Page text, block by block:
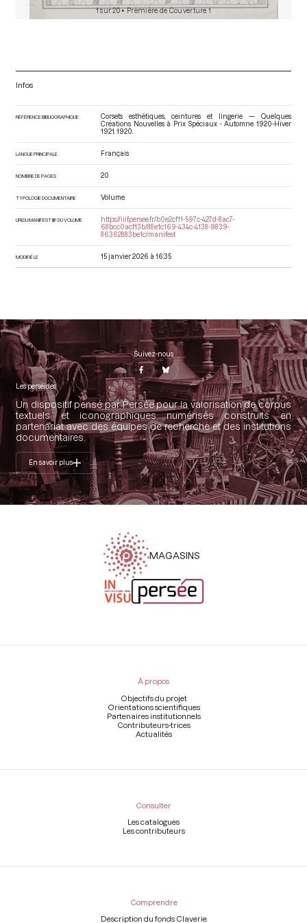
1 sur 20• Première de Couverture 1
Infos
RÉFÉRENCE BIBLIOGRAPHIQUE
Corsets esthétiques, ceintures et lingerie — Quelques
Créations Nouvelles à Prix Spéciaux - Automne 1920-Hiver
1921 . 1920.
LANGUE PRINCIPALE Français
NOMBRE DE PAGES 20
TYPOLOGIE DOCUMENTAIRE Volume
URI DU MANIFEST IIIF DU VOLUME
https://iiif.persee.fr/b0e2cf11-597c-427d-8ac7-
68bcc0acf13b/88e1c169-434c-4138-9839-
86362883be1c/manifest
MODIFIÉ LE 15 janvier 2026 à 16:35
Suivez-nous
Les perséides
Un dispositif pensé par Persée pour la valorisation de corpus
textuels et iconographiques numérisés construits en
partenariat avec des équipes de recherche et des institutions
documentaires.
En savoir plus
MAGASINS
Menu
À propos
Objectifs du projet
Orientations scientifiques
Partenaires institutionnels
Contributeurs-trices
Actualités
Consulter
Les catalogues
Les contributeurs
Comprendre
Description du fonds Claverie